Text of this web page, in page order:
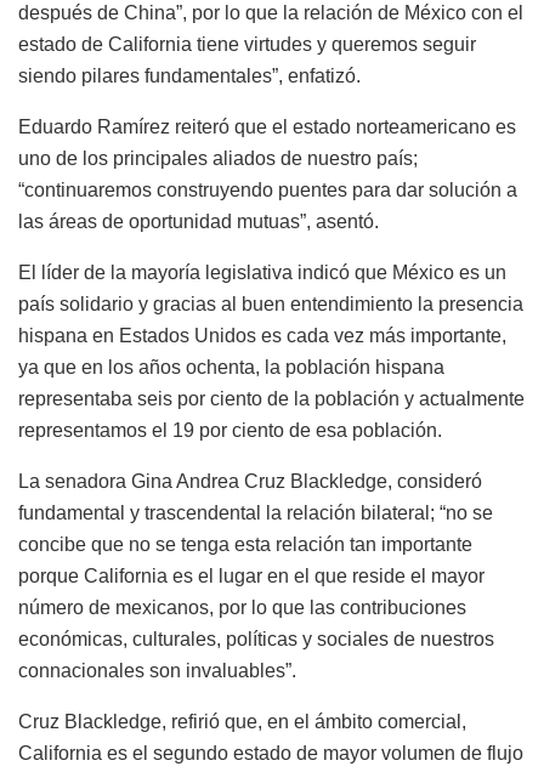
después de China”, por lo que la relación de México con el
estado de California tiene virtudes y queremos seguir
siendo pilares fundamentales”, enfatizó.
Eduardo Ramírez reiteró que el estado norteamericano es
uno de los principales aliados de nuestro país;
“continuaremos construyendo puentes para dar solución a
las áreas de oportunidad mutuas”, asentó.
El líder de la mayoría legislativa indicó que México es un
país solidario y gracias al buen entendimiento la presencia
hispana en Estados Unidos es cada vez más importante,
ya que en los años ochenta, la población hispana
representaba seis por ciento de la población y actualmente
representamos el 19 por ciento de esa población.
La senadora Gina Andrea Cruz Blackledge, consideró
fundamental y trascendental la relación bilateral; “no se
concibe que no se tenga esta relación tan importante
porque California es el lugar en el que reside el mayor
número de mexicanos, por lo que las contribuciones
económicas, culturales, políticas y sociales de nuestros
connacionales son invaluables”.
Cruz Blackledge, refirió que, en el ámbito comercial,
California es el segundo estado de mayor volumen de flujo